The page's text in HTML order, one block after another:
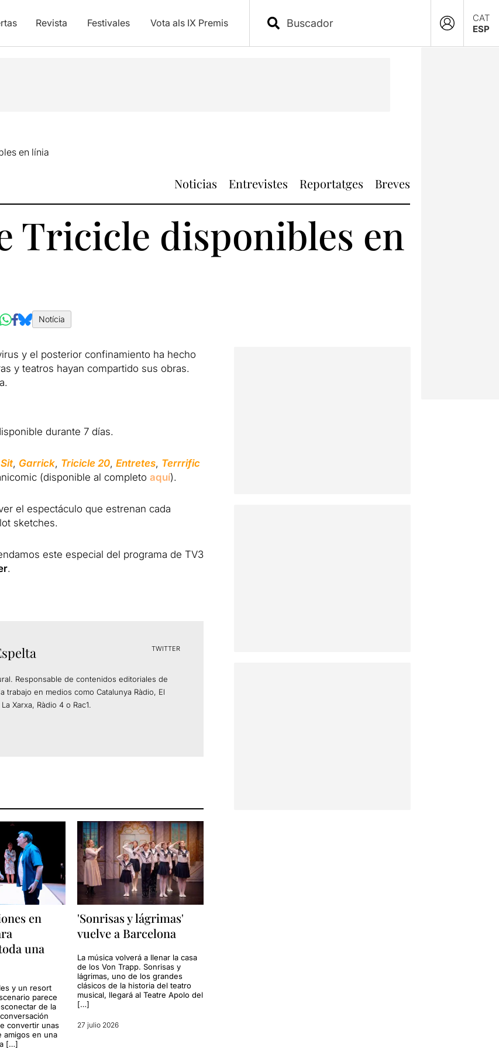
Revista Festivales Vota als IX Premis
CAT
ESP
en línia
Noticias Entrevistes Reportatges Breves
Tricicle disponibles en
Notícia
y el posterior confinamiento ha hecho
y teatros hayan compartido sus obras.
durante 7 días.
Sit, Garrick, Tricicle 20, Entretes, Terrrific
(disponible al completo aquí).
el espectáculo que estrenan cada
sketches.
este especial del programa de TV3
.
TWITTER
Responsable de contenidos editoriales de
trabajo en medios como Catalunya Ràdio, El
Xarxa, Ràdio 4 o Rac1.
en
una
y un resort
parece
de la
convertir unas
amigos en una
[…]
'Sonrisas y lágrimas'
vuelve a Barcelona
La música volverá a llenar la casa
de los Von Trapp. Sonrisas y
lágrimas, uno de los grandes
clásicos de la historia del teatro
musical, llegará al Teatre Apolo del
[…]
27 julio 2026